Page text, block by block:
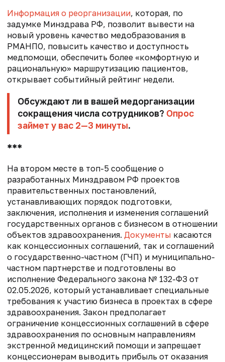
Информация о реорганизации, которая, по
задумке Минздрава РФ, позволит вывести на
новый уровень качество медобразования в
РМАНПО, повысить качество и доступность
медпомощи, обеспечить более «комфортную и
рациональную» маршрутизацию пациентов,
открывает событийный рейтинг недели.
Обсуждают ли в вашей медорганизации
сокращения числа сотрудников? Опрос
займет у вас 2—3 минуты.
***
На втором месте в топ-5 сообщение о
разработанных Минздравом РФ проектов
правительственных постановлений,
устанавливающих порядок подготовки,
заключения, исполнения и изменения соглашений
государственных органов с бизнесом в отношении
объектов здравоохранения. Документы касаются
как концессионных соглашений, так и соглашений
о государственно-частном (ГЧП) и муниципально-
частном партнерстве и подготовлены во
исполнение Федерального закона № 132-ФЗ от
02.05.2026, который устанавливает специальные
требования к участию бизнеса в проектах в сфере
здравоохранения. Закон предполагает
ограничение концессионных соглашений в сфере
здравоохранения по основным направлениям
экстренной медицинский помощи и запрещает
концессионерам выводить прибыль от оказания